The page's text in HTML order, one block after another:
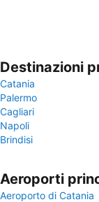
Destinazioni
Catania
Palermo
Cagliari
Napoli
Brindisi
Aeroporti
Aeroporto di Catania